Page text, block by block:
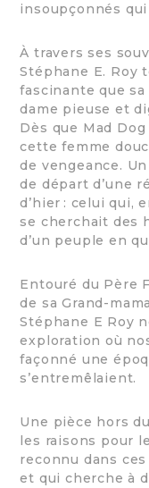
insoupçonnés
À travers ses
Stéphane E. Roy
fascinante que sa
dame pieuse et
Dès que Mad
cette femme
de vengeance.
de départ d’une
d’hier : celui qui,
se cherchait des
d’un peuple en
Entouré du Père
de sa Grand-
Stéphane E Roy
exploration où
façonné une
s’entremêlaient.
Une pièce hors
les raisons pour
reconnu dans
et qui cherche à